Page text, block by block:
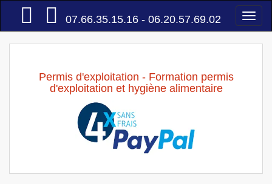
Accueil
07.66.35.15.16 - 06.20.57.69.02
Permis d'exploitation - Formation permis
d'exploitation et hygiène alimentaire